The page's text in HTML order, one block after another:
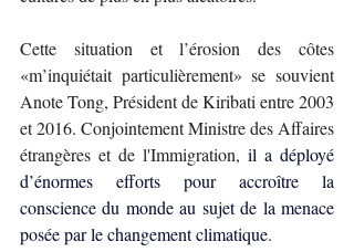
Cette situation et l’érosion des côtes
«m’inquiétait particulièrement» se souvient
Anote Tong, Président de Kiribati entre 2003
et 2016. Conjointement Ministre des Affaires
étrangères et de l'Immigration, il a déployé
d’énormes efforts pour accroître la
conscience du monde au sujet de la menace
posée par le changement climatique.